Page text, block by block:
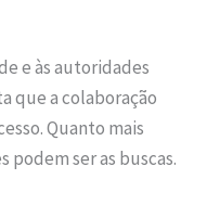
e às autoridades
que a colaboração
Quanto mais
podem ser as buscas.